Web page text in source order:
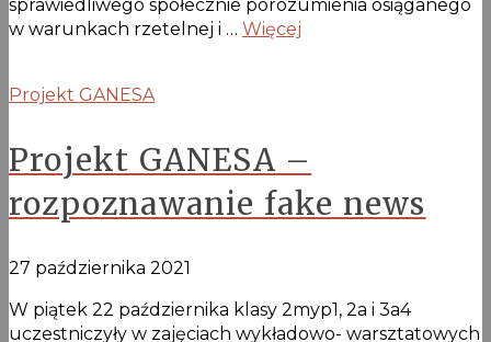
sprawiedliwego społecznie porozumienia osiąganego
w warunkach rzetelnej i … Więcej
Projekt GANESA
Projekt GANESA –
rozpoznawanie fake news
27 października 2021
W piątek 22 października klasy 2myp1, 2a i 3a4
uczestniczyły w zajęciach wykładowo- warsztatowych